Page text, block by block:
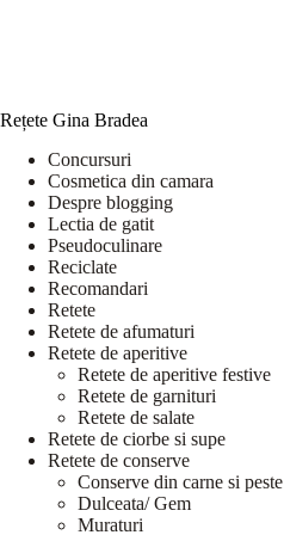
Rețete Gina Bradea
Concursuri
Cosmetica din camara
Despre blogging
Lectia de gatit
Pseudoculinare
Reciclate
Recomandari
Retete
Retete de afumaturi
Retete de aperitive
Retete de aperitive festive
Retete de garnituri
Retete de salate
Retete de ciorbe si supe
Retete de conserve
Conserve din carne si peste
Dulceata/ Gem
Muraturi